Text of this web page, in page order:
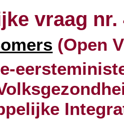
vraag nr.
(Open